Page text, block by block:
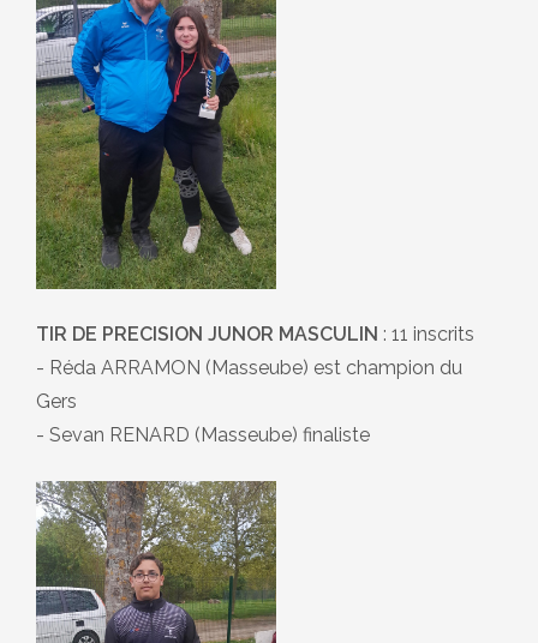
TIR DE PRECISION JUNOR MASCULIN : 11 inscrits
- Réda ARRAMON (Masseube) est champion du
Gers
- Sevan RENARD (Masseube) finaliste